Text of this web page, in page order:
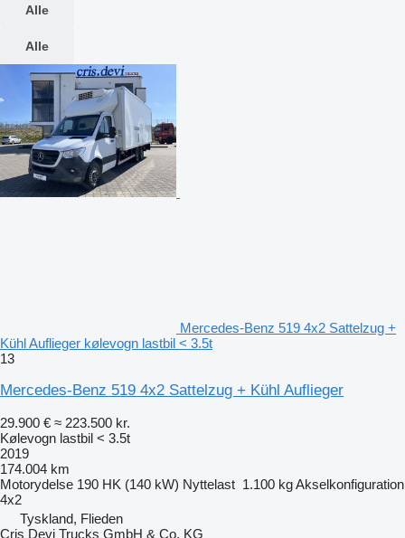
Alle
Alle
Mercedes-Benz 519 4x2 Sattelzug +
Kühl Auflieger kølevogn lastbil < 3.5t
13
Mercedes-Benz 519 4x2 Sattelzug + Kühl Auflieger
29.900 € ≈ 223.500 kr.
Kølevogn lastbil < 3.5t
2019
174.004 km
Motorydelse 190 HK (140 kW) Nyttelast 1.100 kgAkselkonfiguration
4x2
Tyskland, Flieden
Cris Devi Trucks GmbH & Co. KG